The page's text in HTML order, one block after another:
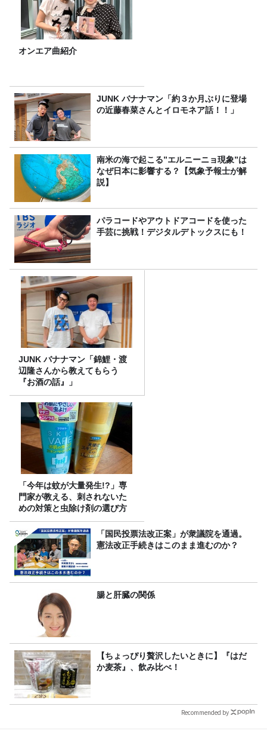
オンエア曲紹介
JUNK バナナマン「約３か月ぶりに登場
の近藤春菜さんとイロモネア話！！」
南米の海で起こる”エルニーニョ現象”は
なぜ日本に影響する？【気象予報士が解
説】
パラコードやアウトドアコードを使った
手芸に挑戦！デジタルデトックスにも！
JUNK バナナマン「錦鯉・渡
辺隆さんから教えてもらう
『お酒の話』」
「今年は蚊が大量発生!?」専
門家が教える、刺されないた
めの対策と虫除け剤の選び方
「国民投票法改正案」が衆議院を通過。
憲法改正手続きはこのまま進むのか？
腸と肝臓の関係
【ちょっぴり贅沢したいときに】『はだ
か麦茶』、飲み比べ！
Recommended by